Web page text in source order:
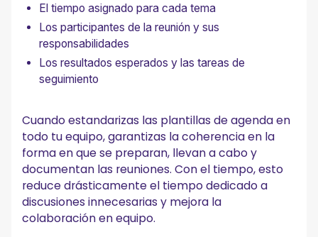
El tiempo asignado para cada tema
Los participantes de la reunión y sus
responsabilidades
Los resultados esperados y las tareas de
seguimiento
Cuando estandarizas las plantillas de agenda en
todo tu equipo, garantizas la coherencia en la
forma en que se preparan, llevan a cabo y
documentan las reuniones. Con el tiempo, esto
reduce drásticamente el tiempo dedicado a
discusiones innecesarias y mejora la
colaboración en equipo.